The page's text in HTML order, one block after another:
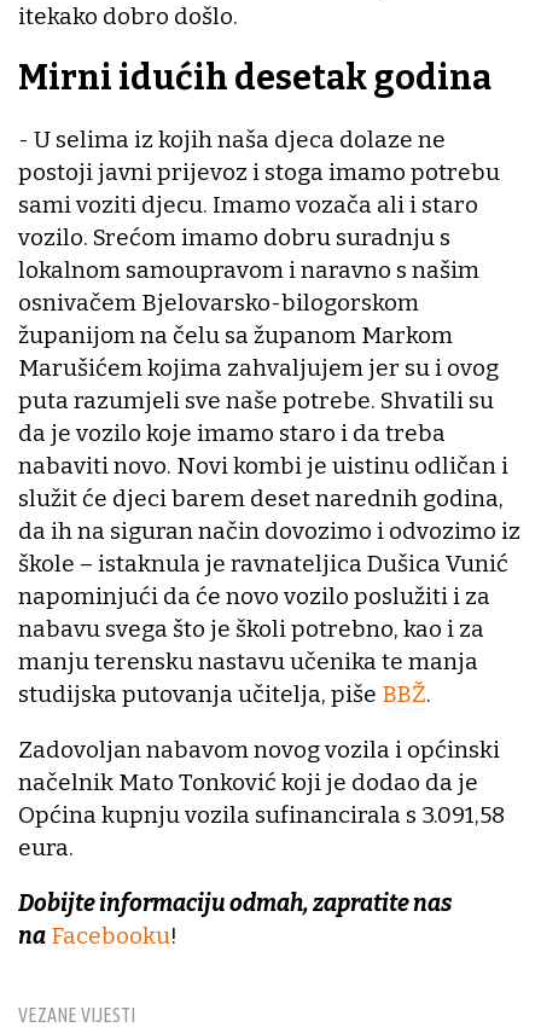
VEZANE VIJESTI
itekako dobro došlo.
Mirni idućih desetak godina
- U selima iz kojih naša djeca dolaze ne
postoji javni prijevoz i stoga imamo potrebu
sami voziti djecu. Imamo vozača ali i staro
vozilo. Srećom imamo dobru suradnju s
lokalnom samoupravom i naravno s našim
osnivačem Bjelovarsko-bilogorskom
županijom na čelu sa županom Markom
Marušićem kojima zahvaljujem jer su i ovog
puta razumjeli sve naše potrebe. Shvatili su
da je vozilo koje imamo staro i da treba
nabaviti novo. Novi kombi je uistinu odličan i
služit će djeci barem deset narednih godina,
da ih na siguran način dovozimo i odvozimo iz
škole – istaknula je ravnateljica Dušica Vunić
napominjući da će novo vozilo poslužiti i za
nabavu svega što je školi potrebno, kao i za
manju terensku nastavu učenika te manja
studijska putovanja učitelja, piše BBŽ.
Zadovoljan nabavom novog vozila i općinski
načelnik Mato Tonković koji je dodao da je
Općina kupnju vozila sufinancirala s 3.091,58
eura.
Dobijte informaciju odmah, zapratite nas
na Facebooku!